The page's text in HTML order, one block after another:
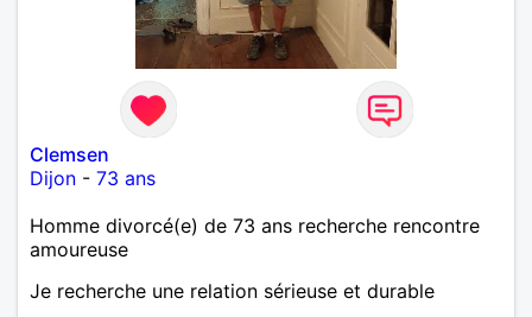
Clemsen
Dijon - 73 ans
Homme divorcé(e) de 73 ans recherche rencontre
amoureuse
Je recherche une relation sérieuse et durable